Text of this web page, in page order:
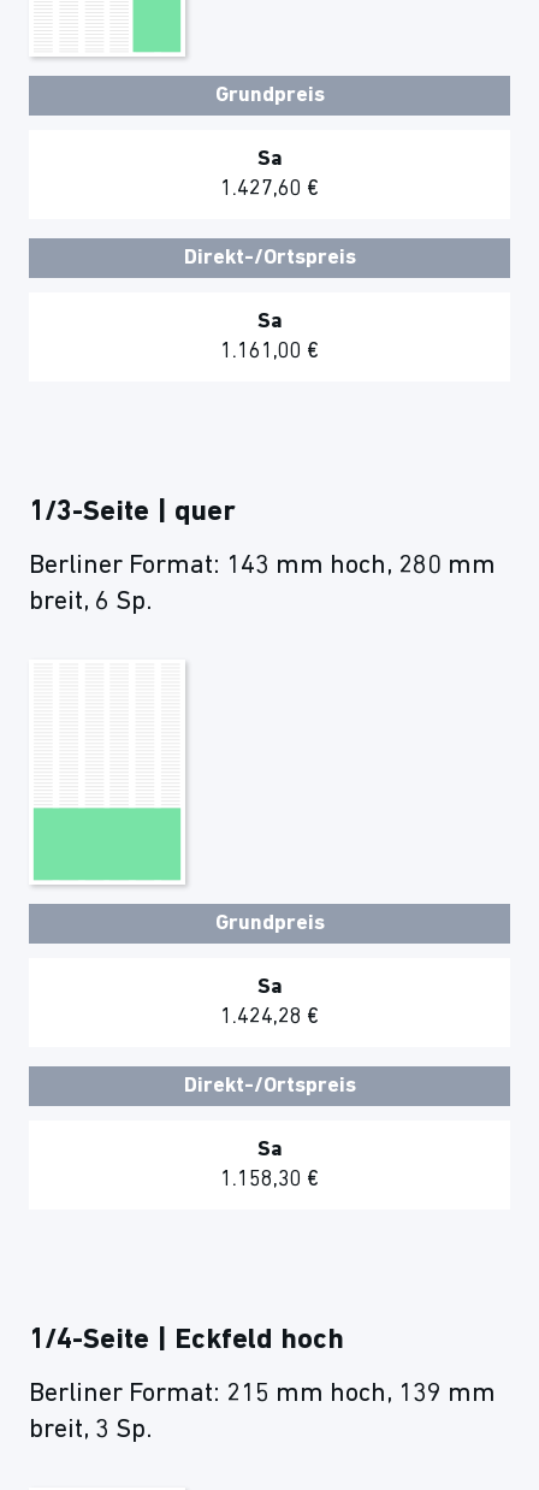
Grundpreis
Sa
1.427,60 €
Direkt-/Ortspreis
Sa
1.161,00 €
1/3-Seite | quer
Berliner Format: 143 mm hoch, 280 mm
breit, 6 Sp.
Grundpreis
Sa
1.424,28 €
Direkt-/Ortspreis
Sa
1.158,30 €
1/4-Seite | Eckfeld hoch
Berliner Format: 215 mm hoch, 139 mm
breit, 3 Sp.